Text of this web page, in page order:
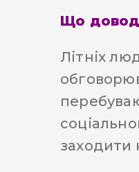
Що
Літніх
заходити